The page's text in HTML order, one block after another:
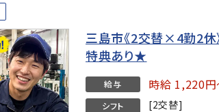
三島市《2交替×4勤2
特典あり★
給与 時給 1,220
シフト [2交替]